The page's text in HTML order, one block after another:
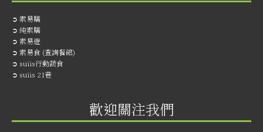
➲ 素易購
➲ 純素購
➲ 素易遊
➲ 素易食 (查詢餐館)
➲ suiis行動蔬食
➲ suiis 21巷
歡迎關注我們